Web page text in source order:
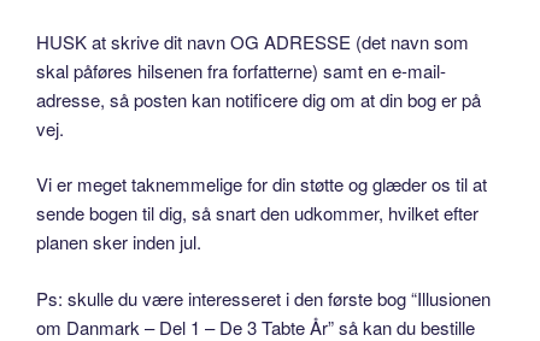
HUSK at skrive dit navn OG ADRESSE (det navn som
skal påføres hilsenen fra forfatterne) samt en e-mail-
adresse, så posten kan notificere dig om at din bog er på
vej.
Vi er meget taknemmelige for din støtte og glæder os til at
sende bogen til dig, så snart den udkommer, hvilket efter
planen sker inden jul.
Ps: skulle du være interesseret i den første bog “Illusionen
om Danmark – Del 1 – De 3 Tabte År” så kan du bestille